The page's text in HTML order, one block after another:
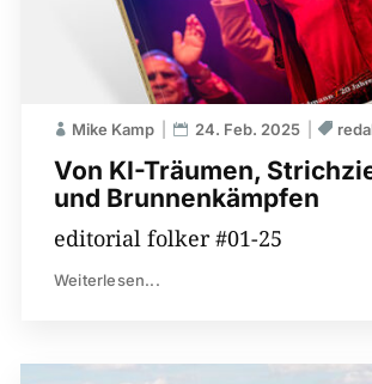
Von KI-Träumen,
und Brunnenkämpfen
Mike Kamp 24. Feb. 2025
editorial folker #01-25
Weiterlesen...